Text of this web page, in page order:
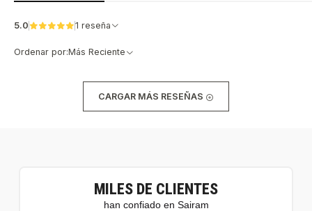
5.0 1 reseña
Ordenar por:Más Reciente
CARGAR MÁS RESEÑAS
MILES DE CLIENTES
han confiado en Sairam